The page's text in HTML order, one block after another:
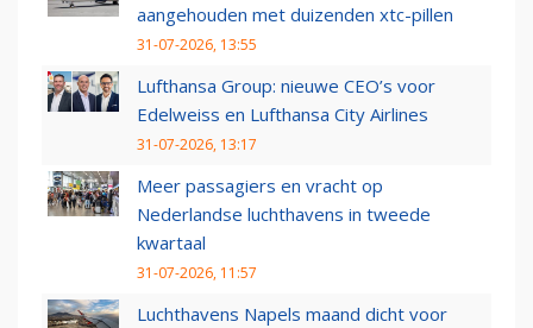
aangehouden met duizenden xtc-pillen
31-07-2026, 13:55
Lufthansa Group: nieuwe CEO’s voor
Edelweiss en Lufthansa City Airlines
31-07-2026, 13:17
Meer passagiers en vracht op
Nederlandse luchthavens in tweede
kwartaal
31-07-2026, 11:57
Luchthavens Napels maand dicht voor